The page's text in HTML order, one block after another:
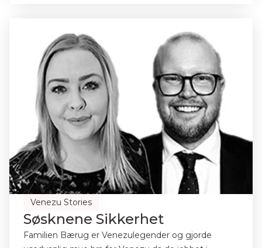
Venezu Stories
Søsknene Sikkerhet
Familien Bærug er Venezulegender og gjorde